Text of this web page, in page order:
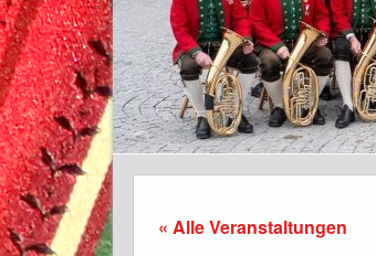
« Alle Veranstaltungen